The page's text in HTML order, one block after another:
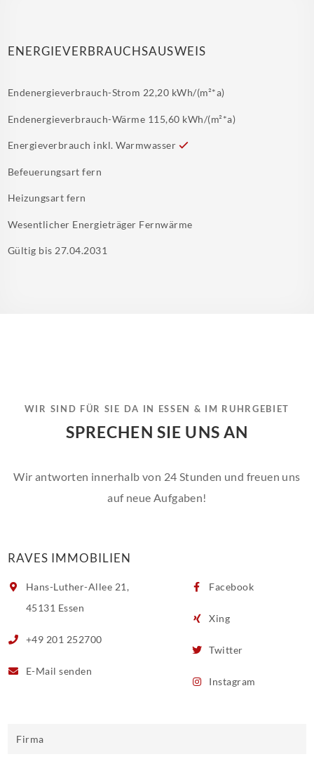
ENERGIEVERBRAUCHSAUSWEIS
Endenergieverbrauch-Strom 22,20 kWh/(m²*a)
Endenergieverbrauch-Wärme 115,60 kWh/(m²*a)
Energieverbrauch inkl. Warmwasser
Befeuerungsartfern
Heizungsart fern
Wesentlicher Energieträger Fernwärme
Gültig bis 27.04.2031
WIR SIND FÜR SIE DA IN ESSEN & IM RUHRGEBIET
SPRECHEN SIE UNS AN
Wir antworten innerhalb von 24 Stunden und freuen uns
auf neue Aufgaben!
RAVES IMMOBILIEN
Hans-Luther-Allee 21,
45131 Essen
+49 201 252700
E-Mailsenden
Facebook
Xing
Twitter
Instagram
Firma